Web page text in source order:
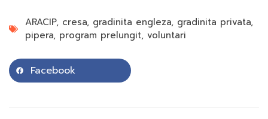
ARACIP, cresa, gradinita engleza, gradinita privata,
pipera, program prelungit, voluntari
Facebook